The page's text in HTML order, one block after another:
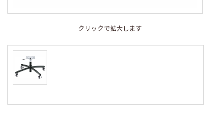
クリックで拡大します